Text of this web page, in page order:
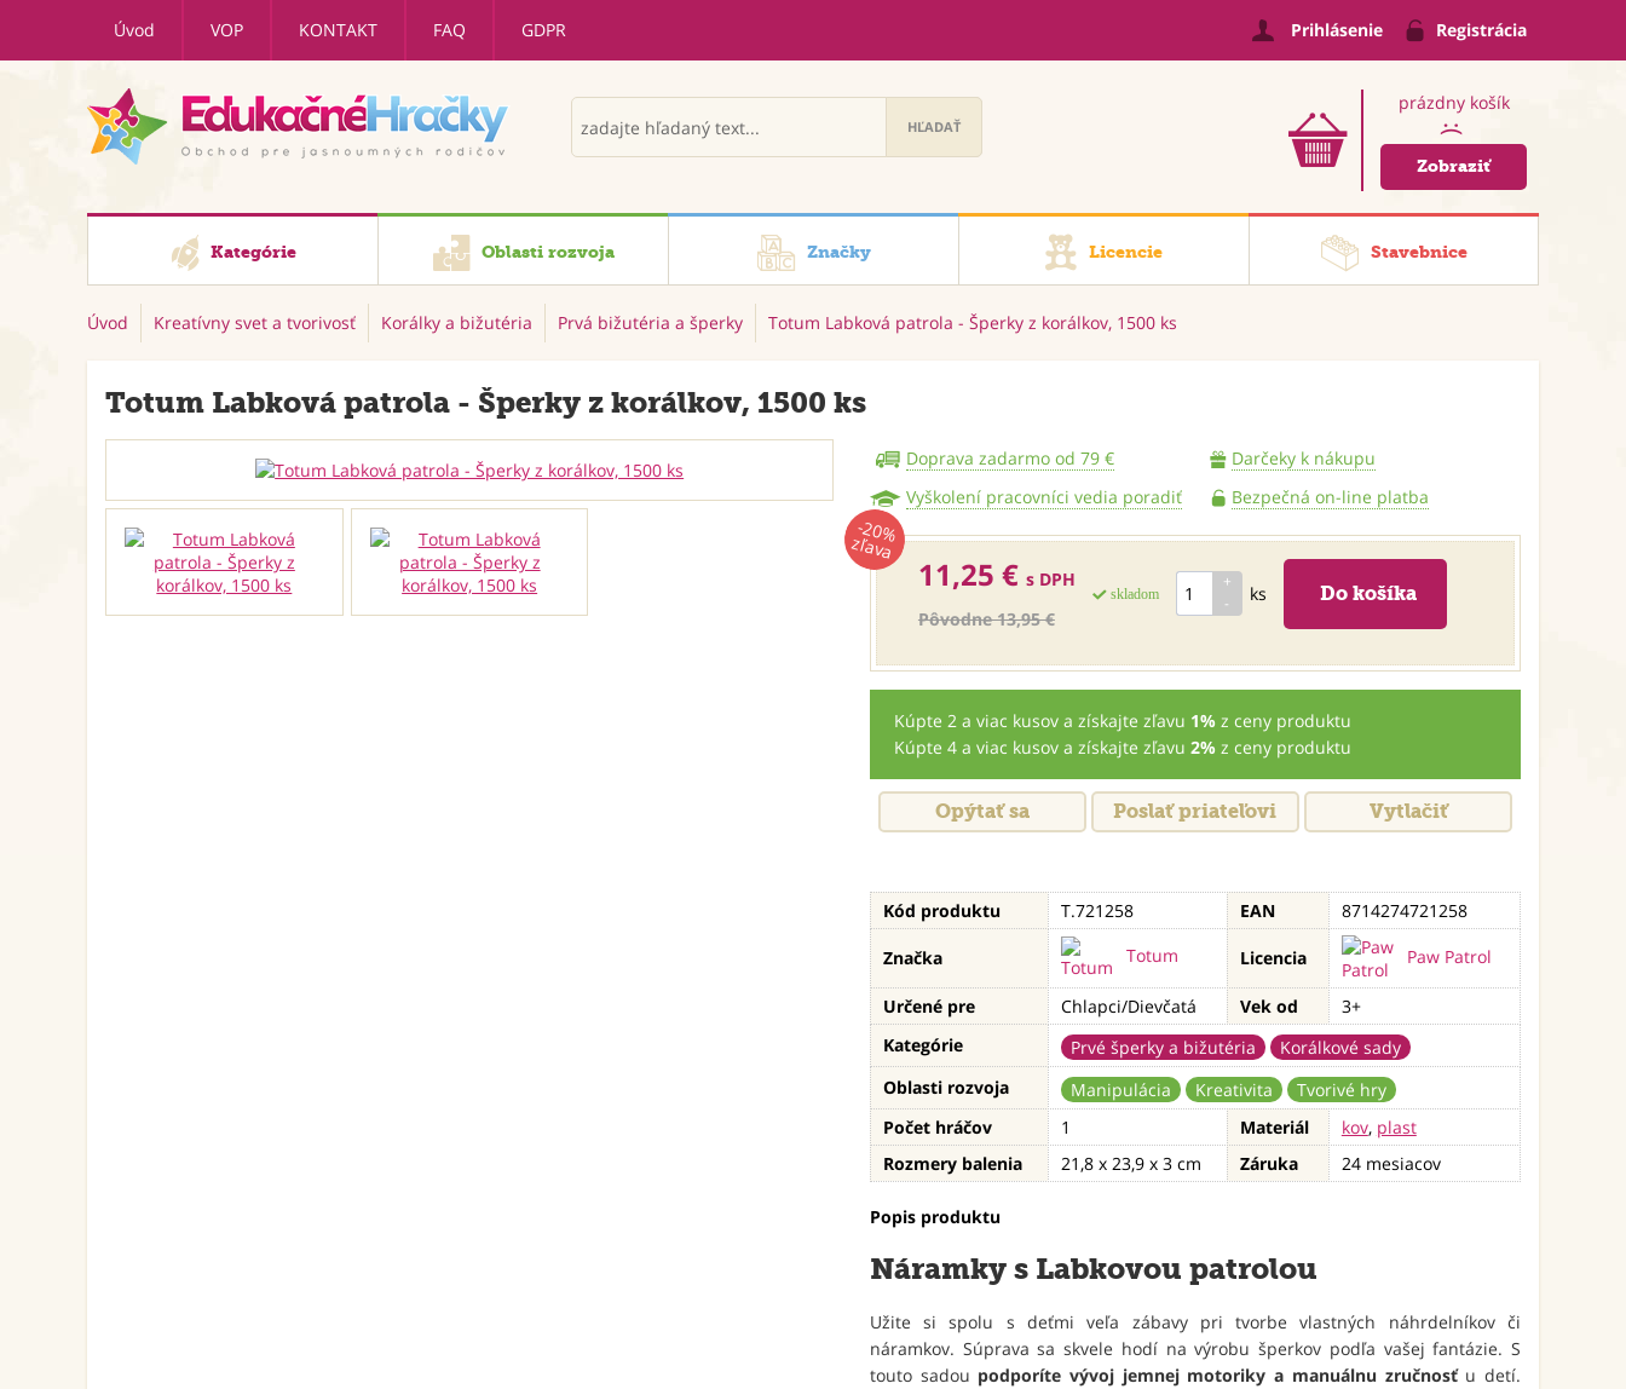
Úvod VOP KONTAKT FAQ GDPR Prihlásenie Registrácia
prázdny košík
:(
Zobraziť
Kategórie Oblasti rozvoja Značky Licencie Stavebnice
Úvod Kreatívny svet a tvorivosť Korálky a bižutéria Prvá bižutéria a šperky Totum Labková patrola - Šperky z korálkov, 1500 ks
Totum Labková patrola - Šperky z korálkov, 1500 ks
Doprava zadarmo od 79 €
Darčeky k nákupu
Vyškolení pracovníci vedia poradiť
Bezpečná on-line platba
11,25 € s DPH
Pôvodne 13,95 €
-20%
zľava
skladom ks
Kúpte 2 a viac kusov a získajte zľavu 1%z ceny produktu
Kúpte 4 a viac kusov a získajte zľavu 2%z ceny produktu
Opýtať sa Poslať priateľovi Vytlačiť
Kód produktu T.721258 EAN 8714274721258
Značka Totum Licencia Paw Patrol
Určené pre Chlapci/Dievčatá Vek od
3+
Kategórie
Prvé šperky a bižutéria
Korálkové sady
Oblasti rozvoja
Manipulácia Kreativita
Tvorivé hry
Počet hráčov
1 Materiál kov, plast
Rozmery balenia
21,8 x 23,9 x 3 cm Záruka 24 mesiacov
Popis produktu
Náramky s Labkovou patrolou
Užite si spolu s deťmi veľa zábavy pri tvorbe vlastných náhrdelníkov či
náramkov. Súprava sa skvele hodí na výrobu šperkov podľa vašej fantázie. S
touto sadou podporíte vývoj jemnej motoriky a manuálnu zručnosťu detí.